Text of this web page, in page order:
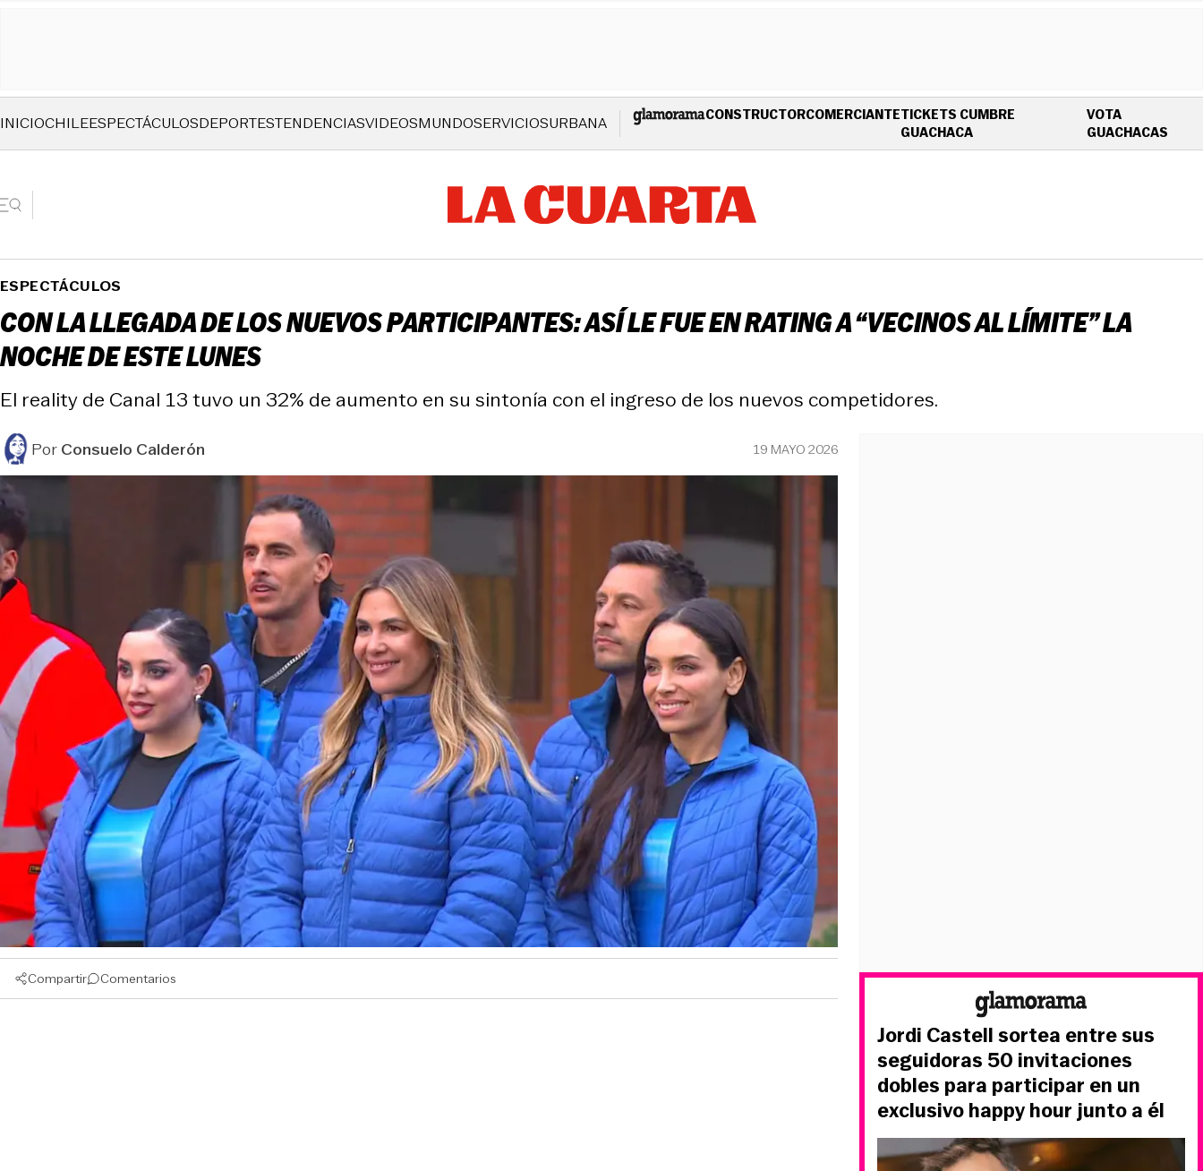
INICIOCHILEESPECTÁCULOSDEPORTESTENDENCIASVIDEOSMUNDOSERVICIOSURBANA CONSTRUCTORCOMERCIANTETICKETS CUMBRE
GUACHACAOPENS IN NEW WINDOW
VOTA
GUACHACAS
ESPECTÁCULOS
CON LA LLEGADA DE LOS NUEVOS PARTICIPANTES: ASÍ LE FUE EN RATING A “VECINOS AL LÍMITE” LA
NOCHE DE ESTE LUNES
El reality de Canal 13 tuvo un 32% de aumento en su sintonía con el ingreso de los nuevos competidores.
PorConsuelo Calderón 19 MAYO 2026
Compartir Comentarios
Jordi Castell sortea entre sus
seguidoras 50 invitaciones
dobles para participar en un
exclusivo happy hour junto a él